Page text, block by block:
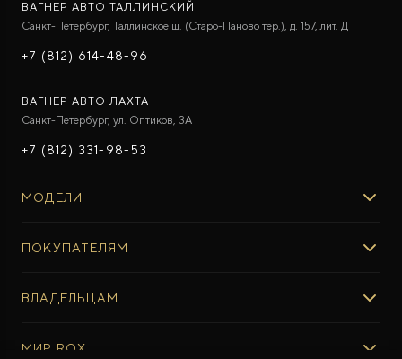
ВАГНЕР АВТО ТАЛЛИНСКИЙ
Санкт-Петербург, Таллинское ш. (Старо-Паново тер.), д. 157, лит. Д
+7 (812) 614-48-96
ВАГНЕР АВТО ЛАХТА
Санкт-Петербург, ул. Оптиков, 3A
+7 (812) 331-98-53
МОДЕЛИ
ROX ADAMAS
ПОКУПАТЕЛЯМ
Авто в наличии
Тест-драйв
ВЛАДЕЛЬЦАМ
МИР ROX